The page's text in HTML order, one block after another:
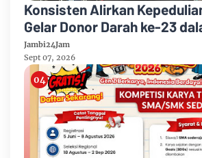
Konsisten Alirkan
Gelar Donor Darah ke-23
Anniversary Sinsen
Jambi24Jam
Sept 07, 2026